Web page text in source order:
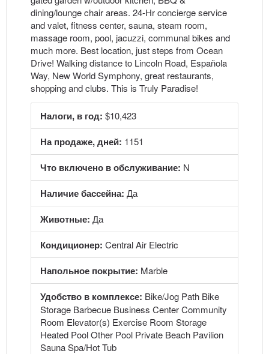
dining/lounge chair areas. 24-Hr concierge service
and valet, fitness center, sauna, steam room,
massage room, pool, jacuzzi, communal bikes and
much more. Best location, just steps from Ocean
Drive! Walking distance to Lincoln Road, Española
Way, New World Symphony, great restaurants,
shopping and clubs. This is Truly Paradise!
Налоги, в год: $10,423
На продаже, дней: 1151
Что включено в обслуживание: N
Наличие бассейна: Да
Животные: Да
Кондиционер: Central Air Electric
Напольное покрытие: Marble
Удобство в комплексе: Bike/Jog Path Bike
Storage Barbecue Business Center Community
Room Elevator(s) Exercise Room Storage
Heated Pool Other Pool Private Beach Pavilion
Sauna Spa/Hot Tub